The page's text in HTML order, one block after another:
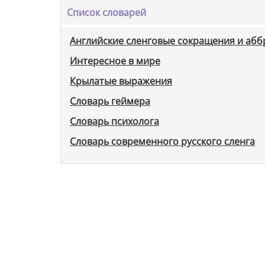
Список словарей
Английские сленговые сокращения и
Интересное в мире
Крылатые выражения
Словарь геймера
Словарь психолога
Словарь современного русского сленга